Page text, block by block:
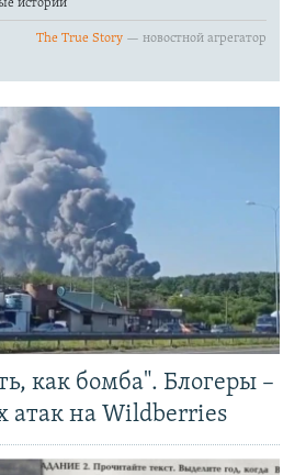
как бомба". Блогеры –
атак на Wildberries